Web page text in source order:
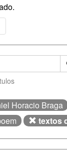
Horacio Braga
textos